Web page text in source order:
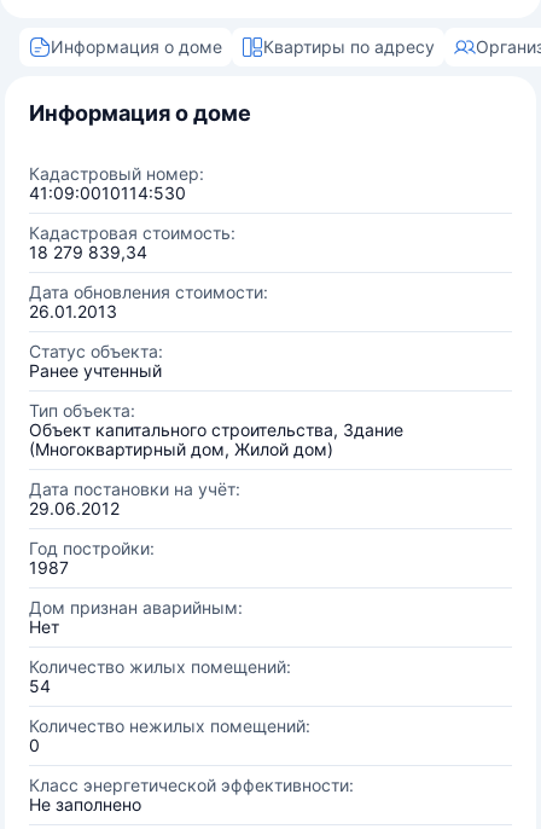
Информация о доме Квартиры по адресу
Информация о доме
Кадастровый номер:
41:09:0010114:530
Кадастровая стоимость:
18 279 839,34
Дата обновления стоимости:
26.01.2013
Статус объекта:
Ранее учтенный
Тип объекта:
Объект капитального строительства, Здание
(Многоквартирный дом, Жилой дом)
Дата постановки на учёт:
29.06.2012
Год постройки:
1987
Дом признан аварийным:
Нет
Количество жилых помещений:
54
Количество нежилых помещений:
0
Класс энергетической эффективности:
Не заполнено